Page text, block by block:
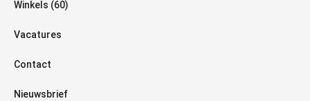
Winkels (60)
Vacatures
Contact
Nieuwsbrief